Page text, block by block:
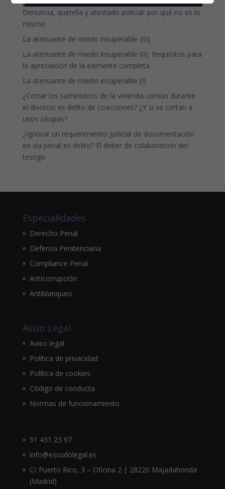
Denuncia, querella y atestado policial: por qué no es lo
mismo
La atenuante de miedo insuperable (III)
La atenuante de miedo insuperable (II): Requisitos para
la apreciación de la eximente completa
La atenuante de miedo insuperable (I)
¿Cortar los suministros de la vivienda común durante
el divorcio es delito de coacciones? ¿Y si se cortan a
unos okupas?
¿Ignorar un requerimiento judicial de documentación
en vía penal es delito? El deber de colaboración del
testigo
Especialidades
Derecho Penal
Defensa Penitenciaria
Compliance Penal
Anticorrupción
Antiblanqueo
Aviso Legal
Aviso legal
Política de privacidad
Política de cookies
Código de conducta
Normas de funcionamiento
91 431 23 97
info@escudolegal.es
C/ Puerto Rico, 3 – Oficina 2 | 28220 Majadahonda
(Madrid)